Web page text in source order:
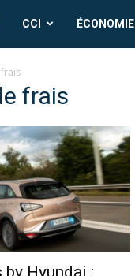
CCI
News
CCI ÉCONOMIE
frais